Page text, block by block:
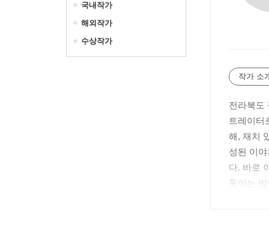
국내작가
해외작가
수상작가
작가 소
전라북도
트레이터
해, 재치
성된 이
다. 바로
둑이는